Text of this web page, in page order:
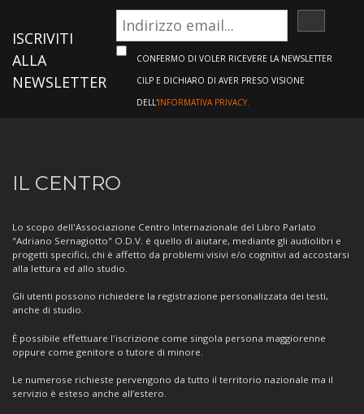
ISCRIVITI
ALLA
NEWSLETTER
CONFERMO DI VOLER RICEVERE LA NEWSLETTER
CILP E DICHIARO DI AVER PRESO VISIONE
DELL'INFORMATIVA PRIVACY.
Informazioni
sul
Centro
IL CENTRO
Lo scopo dell'Associazione Centro Internazionale del Libro Parlato
"Adriano Sernagiotto" O.D.V. è quello di aiutare, mediante gli audiolibri e
progetti specifici, chi è affetto da problemi visivi e/o cognitivi ad accostarsi
alla lettura ed allo studio.
Gli utenti possono richiedere la registrazione personalizzata dei testi,
anche di studio.
È possibile effettuare l'iscrizione come singola persona maggiorenne
oppure come genitore o tutore di minore.
Le numerose richieste pervengono da tutto il territorio nazionale ma il
servizio è esteso anche all’estero.